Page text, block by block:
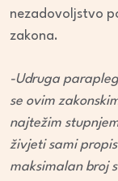
nezadovoljstvo
zakona.
-Udruga
se ovim
najtežim
živjeti sami
maksimalan broj